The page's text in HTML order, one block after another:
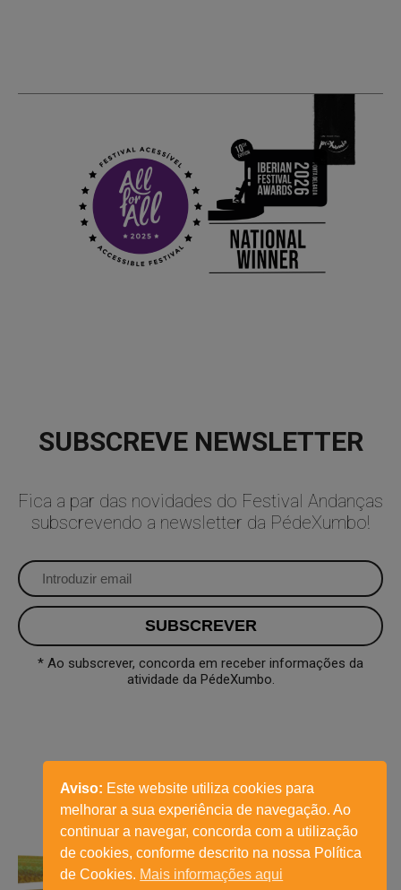
SUBSCREVE NEWSLETTER
Fica a par das novidades do Festival Andanças
subscrevendo a newsletter da PédeXumbo!
* Ao subscrever, concorda em receber informações da
atividade da PédeXumbo.
Aviso: Este website utiliza cookies para
melhorar a sua experiência de navegação. Ao
continuar a navegar, concorda com a utilização
de cookies, conforme descrito na nossa Política
de Cookies. Mais informações aqui